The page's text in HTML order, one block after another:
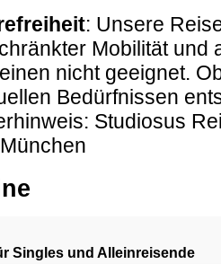
: Unsere
Mobilität und
nicht geeignet.
Bedürfnissen
Studiosus
Singles und Alleinreisende